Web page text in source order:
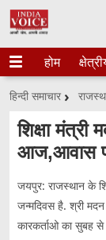
होम
हिन्दी समाचार
शिक्षा मंत्री
आज,आवास
जयपुर: राजस्थान के
जन्मदिवस है. श्री
कारकर्ताओ का सुबह से